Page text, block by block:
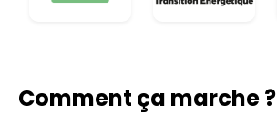
Comment ça marche ?